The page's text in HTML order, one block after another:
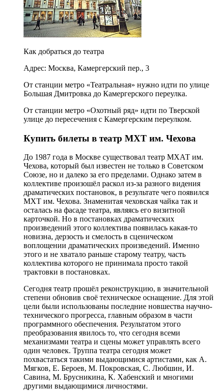
Как добраться до театра
Адрес: Москва, Камергерский пер., 3
От станции метро «Театральная» нужно идти по улице
Большая Дмитровка до Камергерского переулка.
От станции метро «Охотный ряд» идти по Тверской
улице до пересечения с Камергерским переулком.
Купить билеты в театр МХТ им. Чехова
До 1987 года в Москве существовал театр МХАТ им.
Чехова, который был известен не только в Советском
Союзе, но и далеко за его пределами. Однако затем в
коллективе произошёл раскол из-за разного видения
драматических постановок, в результате чего появился
МХТ им. Чехова. Знаменитая чеховская чайка так и
осталась на фасаде театра, являясь его визитной
карточкой. Но в постановках драматических
произведений этого коллектива появилась какая-то
новизна, дерзость и смелость в сценическом
воплощении драматических произведений. Именно
этого и не хватало раньше старому театру, часть
коллектива которого не принимала просто такой
трактовки в постановках.
Сегодня театр прошёл реконструкцию, в значительной
степени обновив своё техническое оснащение. Для этой
цели были использованы последние новшества научно-
технического прогресса, главным образом в части
программного обеспечения. Результатом этого
преобразования явилось то, что сегодня всеми
механизмами театра и сцены может управлять всего
один человек. Труппа театра сегодня может
похвастаться такими выдающимися артистами, как А.
Мягков, Е. Бероев, М. Покровская, С. Любшин, И.
Савина, М. Брусникина, К. Хабенский и многими
другими выдающимися личностями.